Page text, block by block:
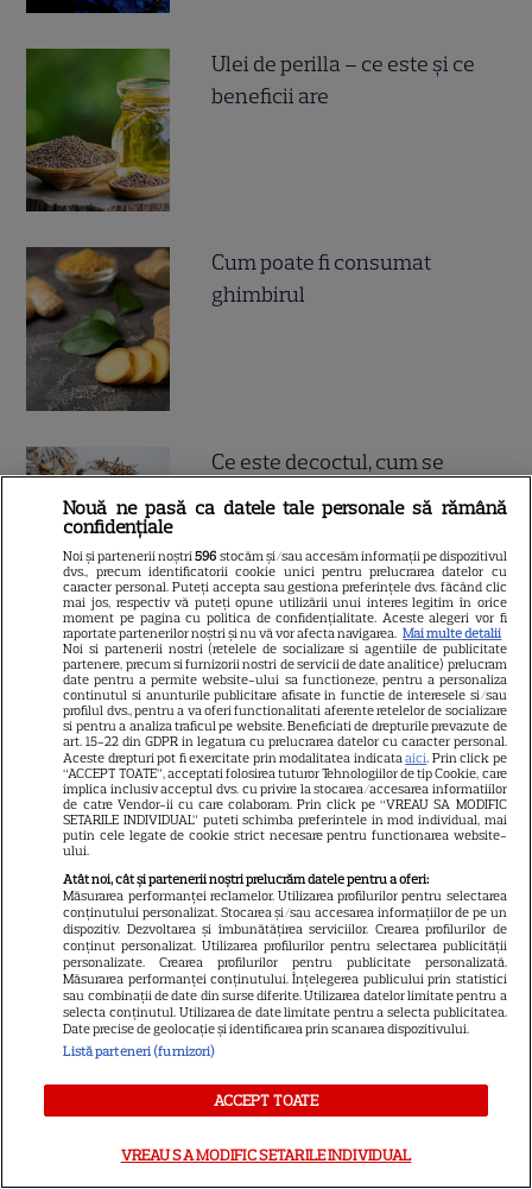
Ulei de perilla – ce este și ce
beneficii are
Cum poate fi consumat
ghimbirul
Ce este decoctul, cum se
obţine şi care sunt utilizările
ALTE ARTICOLE
INTERESANTE
11
„Povestea peștelui posac”,
aventura animată inspirată
dintr-un bestseller The New
York Times, ajunge în
cinematografe pe 7 august
Noutăți Netflix în august 2026:
Robert De Niro, „Nosferatu” și
noile sezoane din „Outer
Nouă ne pasă ca datele tale personale să rămână
confidențiale
Noi și partenerii noștri596 stocăm și/sau accesăm informații pe dispozitivul
dvs., precum identificatorii cookie unici pentru prelucrarea datelor cu
caracter personal. Puteți accepta sau gestiona preferințele dvs. făcând clic
mai jos, respectiv vă puteți opune utilizării unui interes legitim în orice
moment pe pagina cu politica de confidențialitate. Aceste alegeri vor fi
raportate partenerilor noștri și nu vă vor afecta navigarea. Mai multe detalii
Noi si partenerii nostri (retelele de socializare si agentiile de publicitate
partenere, precum si furnizorii nostri de servicii de date analitice) prelucram
date pentru a permite website-ului sa functioneze, pentru a personaliza
continutul si anunturile publicitare afisate in functie de interesele si/sau
profilul dvs., pentru a va oferi functionalitati aferente retelelor de socializare
si pentru a analiza traficul pe website. Beneficiati de drepturile prevazute de
art. 15-22 din GDPR in legatura cu prelucrarea datelor cu caracter personal.
Aceste drepturi pot fi exercitate prin modalitatea indicataaici. Prin click pe
“ACCEPT TOATE”, acceptati folosirea tuturor Tehnologiilor de tip Cookie, care
implica inclusiv acceptul dvs. cu privire la stocarea/accesarea informatiilor
de catre Vendor-ii cu care colaboram. Prin click pe “VREAU SA MODIFIC
SETARILE INDIVIDUAL” puteti schimba preferintele in mod individual, mai
putin cele legate de cookie strict necesare pentru functionarea website-
ului.
Atât noi, cât și partenerii noștri prelucrăm datele pentru a oferi:
Măsurarea performanței reclamelor. Utilizarea profilurilor pentru selectarea
conținutului personalizat. Stocarea și/sau accesarea informațiilor de pe un
dispozitiv. Dezvoltarea și îmbunătățirea serviciilor. Crearea profilurilor de
conținut personalizat. Utilizarea profilurilor pentru selectarea publicității
personalizate. Crearea profilurilor pentru publicitate personalizată.
Măsurarea performanței conținutului. Înțelegerea publicului prin statistici
sau combinații de date din surse diferite. Utilizarea datelor limitate pentru a
selecta conținutul. Utilizarea de date limitate pentru a selecta publicitatea.
Date precise de geolocație și identificarea prin scanarea dispozitivului.
Listă parteneri (furnizori)
ACCEPT TOATE
VREAU SA MODIFIC SETARILE INDIVIDUAL